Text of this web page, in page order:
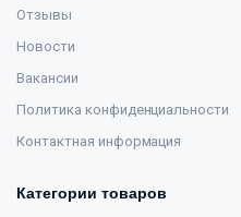
Отзывы
Новости
Вакансии
Политика конфиденциальности
Контактная информация
Категории товаров